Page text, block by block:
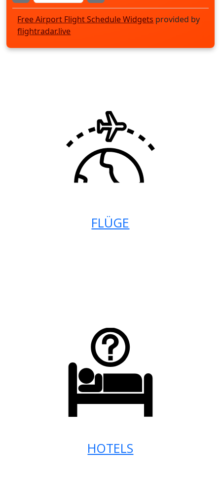
Free Airport Flight Schedule Widgets provided by
flightradar.live
FLÜGE
HOTELS